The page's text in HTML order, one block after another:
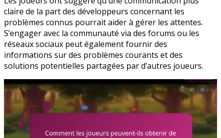
claire de la part des développeurs concernant les
problèmes connus pourrait aider à gérer les attentes.
S’engager avec la communauté via des forums ou les
réseaux sociaux peut également fournir des
informations sur des problèmes courants et des
solutions potentielles partagées par d’autres joueurs.